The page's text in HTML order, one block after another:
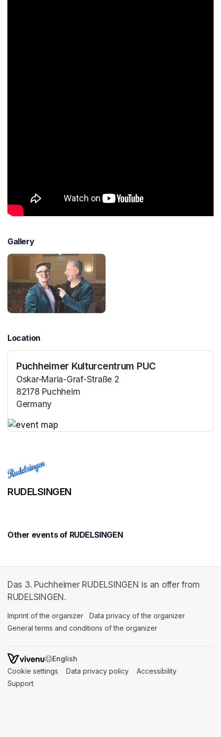
Gallery
Location
Puchheimer Kulturcentrum PUC
Oskar-Maria-Graf-Straße 2
82178 Puchheim
Germany
RUDELSINGEN
Other events of RUDELSINGEN
Das 3. Puchheimer RUDELSINGEN is an offer from
RUDELSINGEN.
Imprint of the organizer (opens in a new tab)
Data privacy of the organizer
General terms and conditions of the organizer
SWITCH LANGUAGE
Cookie settings (opens in a new tab)
Data privacy policy (opens in a new tab)
Accessibility
Support